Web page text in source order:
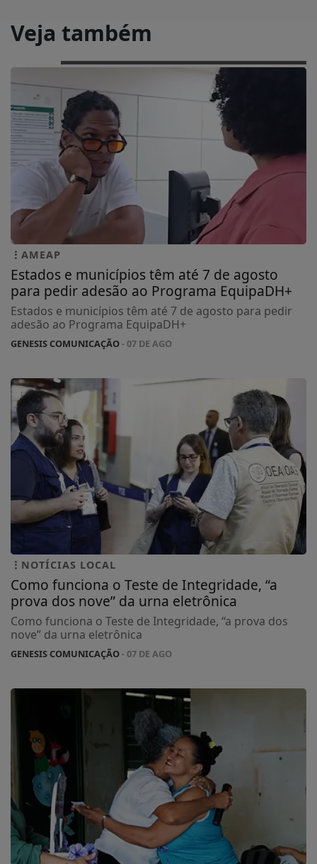
Veja também
AMEAP
Estados e municípios têm até 7 de agosto
para pedir adesão ao Programa EquipaDH+
Estados e municípios têm até 7 de agosto para pedir
adesão ao Programa EquipaDH+
GENESIS COMUNICAÇÃO- 07 DE AGO
NOTÍCIAS LOCAL
Como funciona o Teste de Integridade, “a
prova dos nove” da urna eletrônica
Como funciona o Teste de Integridade, “a prova dos
nove” da urna eletrônica
GENESIS COMUNICAÇÃO- 07 DE AGO